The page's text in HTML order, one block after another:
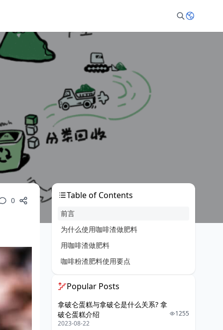
0 Table of Contents
前言
为什么使用咖啡渣做肥料
用咖啡渣做肥料
咖啡粉渣肥料使用要点
Popular Posts
拿破仑蛋糕与拿破仑是什么关系? 拿
破仑蛋糕介绍
2023-08-22
1255